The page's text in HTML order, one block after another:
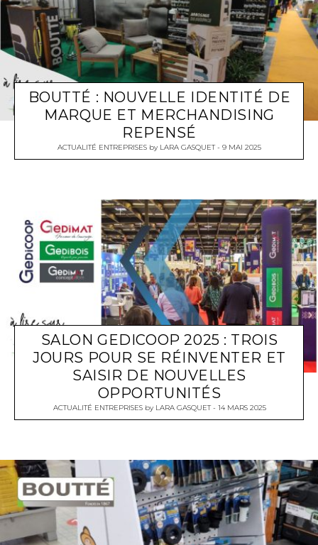
BOUTTÉ : NOUVELLE IDENTITÉ DE
MARQUE ET MERCHANDISING
REPENSÉ
ACTUALITÉ ENTREPRISES by LARA GASQUET 9 MAI 2025
SALON GEDICOOP 2025 : TROIS
JOURS POUR SE RÉINVENTER ET
SAISIR DE NOUVELLES
OPPORTUNITÉS
ACTUALITÉ ENTREPRISESby LARA GASQUET 14 MARS 2025